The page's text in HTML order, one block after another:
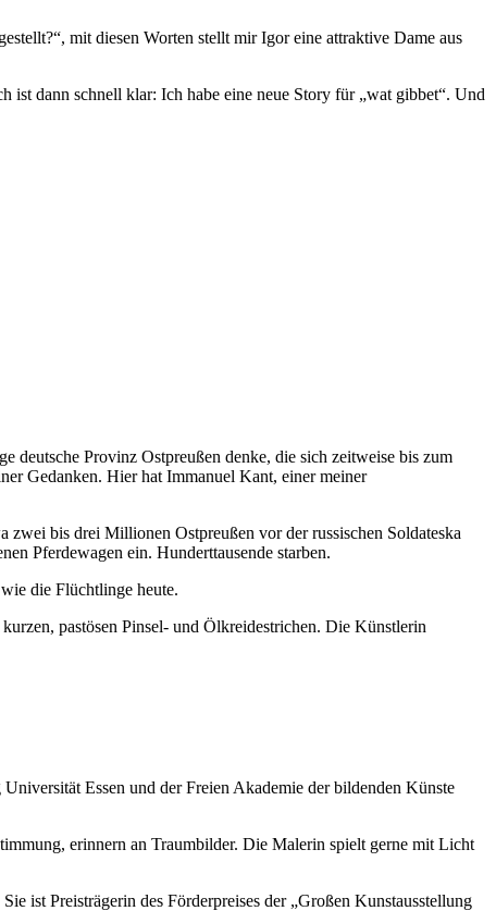
mit diesen Worten stellt mir Igor eine attraktive Dame aus
ist dann schnell klar: Ich habe eine neue Story für „wat gibbet“. Und
deutsche Provinz Ostpreußen denke, die sich zeitweise bis zum
Gedanken. Hier hat Immanuel Kant, einer meiner
bis drei Millionen Ostpreußen vor der russischen Soldateska
Pferdewagen ein. Hunderttausende starben.
die Flüchtlinge heute.
pastösen Pinsel- und Ölkreidestrichen. Die Künstlerin
Essen und der Freien Akademie der bildenden Künste
erinnern an Traumbilder. Die Malerin spielt gerne mit Licht
ist Preisträgerin des Förderpreises der „Großen Kunstausstellung